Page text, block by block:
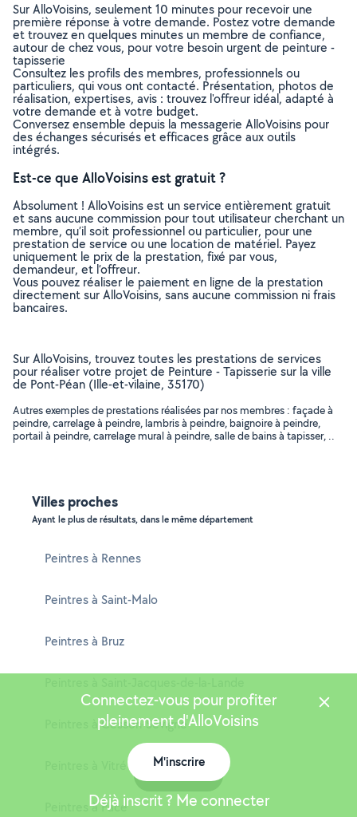
Sur AlloVoisins, seulement 10 minutes pour recevoir une
première réponse à votre demande. Postez votre demande
et trouvez en quelques minutes un membre de confiance,
autour de chez vous, pour votre besoin urgent de peinture -
tapisserie
Consultez les profils des membres, professionnels ou
particuliers, qui vous ont contacté. Présentation, photos de
réalisation, expertises, avis : trouvez l'offreur idéal, adapté à
votre demande et à votre budget.
Conversez ensemble depuis la messagerie AlloVoisins pour
des échanges sécurisés et efficaces grâce aux outils
intégrés.
Est-ce que AlloVoisins est gratuit ?
Absolument ! AlloVoisins est un service entièrement gratuit
et sans aucune commission pour tout utilisateur cherchant un
membre, qu’il soit professionnel ou particulier, pour une
prestation de service ou une location de matériel. Payez
uniquement le prix de la prestation, fixé par vous,
demandeur, et l’offreur.
Vous pouvez réaliser le paiement en ligne de la prestation
directement sur AlloVoisins, sans aucune commission ni frais
bancaires.
Sur AlloVoisins, trouvez toutes les prestations de services
pour réaliser votre projet de Peinture - Tapisserie sur la ville
de Pont-Péan (Ille-et-vilaine, 35170)
Autres exemples de prestations réalisées par nos membres : façade à
peindre, carrelage à peindre, lambris à peindre, baignoire à peindre,
portail à peindre, carrelage mural à peindre, salle de bains à tapisser, ..
Villes proches
Ayant le plus de résultats, dans le même département
Peintres à Rennes
Peintres à Saint-Malo
Peintres à Bruz
Peintres à Cesson-Sévigné
Peintres à Pacé
Connectez-vous pour profiter
pleinement d'AlloVoisins
M'inscrire
Déjà inscrit ? Me connecter